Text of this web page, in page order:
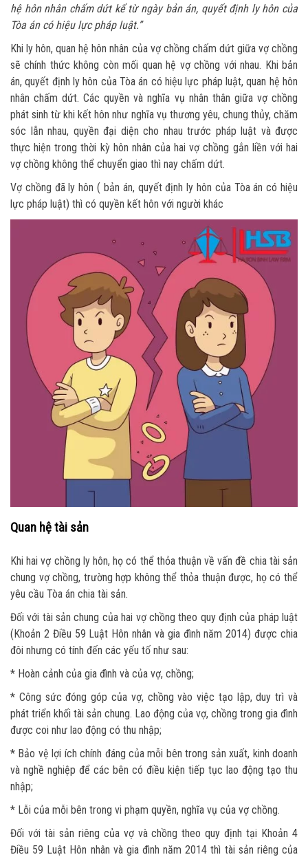
hệ hôn nhân chấm dứt kể từ ngày bản án, quyết định ly hôn của
Tòa án có hiệu lực pháp luật.”
Khi ly hôn, quan hệ hôn nhân của vợ chồng chấm dứt giữa vợ chồng
sẽ chính thức không còn mối quan hệ vợ chồng với nhau. Khi bản
án, quyết định ly hôn của Tòa án có hiệu lực pháp luật, quan hệ hôn
nhân chấm dứt. Các quyền và nghĩa vụ nhân thân giữa vợ chồng
phát sinh từ khi kết hôn như nghĩa vụ thương yêu, chung thủy, chăm
sóc lẫn nhau, quyền đại diện cho nhau trước pháp luật và được
thực hiện trong thời kỳ hôn nhân của hai vợ chồng gắn liền với hai
vợ chồng không thể chuyển giao thì nay chấm dứt.
Vợ chồng đã ly hôn ( bản án, quyết định ly hôn của Tòa án có hiệu
lực pháp luật) thì có quyền kết hôn với người khác
Quan hệ tài sản
Khi hai vợ chồng ly hôn, họ có thể thỏa thuận về vấn đề chia tài sản
chung vợ chồng, trường hợp không thể thỏa thuận được, họ có thể
yêu cầu Tòa án chia tài sản.
Đối với tài sản chung của hai vợ chồng theo quy định của pháp luật
(Khoản 2 Điều 59 Luật Hôn nhân và gia đình năm 2014) được chia
đôi nhưng có tính đến các yếu tố như sau:
* Hoàn cảnh của gia đình và của vợ, chồng;
* Công sức đóng góp của vợ, chồng vào việc tạo lập, duy trì và
phát triển khối tài sản chung. Lao động của vợ, chồng trong gia đình
được coi như lao động có thu nhập;
* Bảo vệ lợi ích chính đáng của mỗi bên trong sản xuất, kinh doanh
và nghề nghiệp để các bên có điều kiện tiếp tục lao động tạo thu
nhập;
* Lỗi của mỗi bên trong vi phạm quyền, nghĩa vụ của vợ chồng.
Đối với tài sản riêng của vợ và chồng theo quy định tại Khoản 4
Điều 59 Luật Hôn nhân và gia đình năm 2014 thì tài sản riêng của